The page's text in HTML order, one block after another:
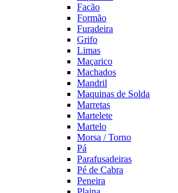
Facão
Formão
Furadeira
Grifo
Limas
Maçarico
Machados
Mandril
Maquinas de Solda
Marretas
Martelete
Martelo
Morsa / Torno
Pá
Parafusadeiras
Pé de Cabra
Peneira